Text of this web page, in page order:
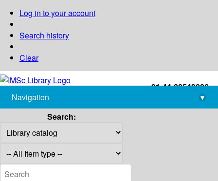
Log in to your account
Search history
Clear
+91-44-22543226
library@imsc.res.in
Navigation
▾
Search: